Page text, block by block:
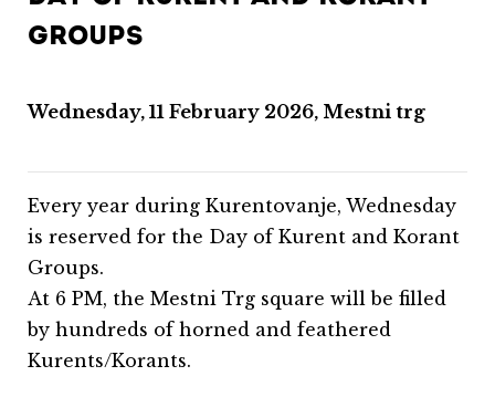
GROUPS
Wednesday, 11 February 2026, Mestni trg
Every year during Kurentovanje, Wednesday
is reserved for the Day of Kurent and Korant
Groups.
At 6 PM, the Mestni Trg square will be filled
by hundreds of horned and feathered
Kurents/Korants.